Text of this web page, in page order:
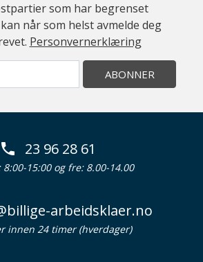
som har begrenset
når som helst avmelde deg
Personvernerklæring
ABONNER
23 96 28 61
15:00 og fre: 8.00-14.00
arbeidsklaer.no
innen 24 timer (hverdager)